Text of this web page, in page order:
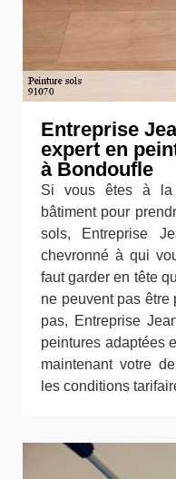
Entreprise
expert en
à Bondoufle
Si vous êtes à la
bâtiment pour
sols, Entreprise
chevronné à qui
faut garder en tête
ne peuvent pas être
pas, Entreprise
peintures adaptées
maintenant votre
les conditions